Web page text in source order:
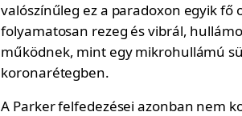
valószínűleg ez a paradoxon egyik fő
folyamatosan rezeg és vibrál,
működnek, mint egy mikrohullámú
koronarétegben.
A Parker felfedezései azonban nem